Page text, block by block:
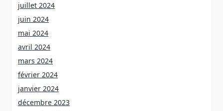
juillet 2024
juin 2024
mai 2024
avril 2024
mars 2024
février 2024
janvier 2024
décembre 2023